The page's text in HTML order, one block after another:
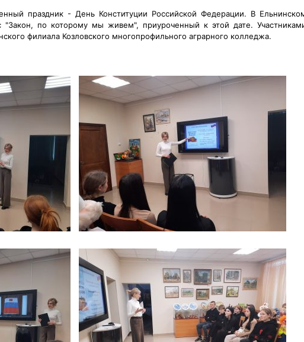
праздник - День Конституции Российской Федерации. В
"Закон, по которому мы живем", приуроченный к этой дате.
филиала Козловского многопрофильного аграрного колледжа.